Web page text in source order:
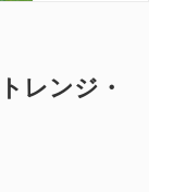
レンジ・